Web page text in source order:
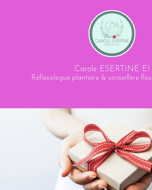
Carole ESERTINE EI
Réflexologue plantaire & conseillère